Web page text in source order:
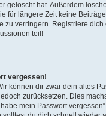
gelöscht hat. Außerdem
für längere Zeit keine
zu verringern. Registriere dich
teil!
vergessen!
können dir zwar dein altes
zurücksetzen. Dies
mein Passwort